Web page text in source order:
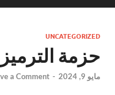
UNCATEGORIZED
حزمة
مايو 9, 2024 -
a Comment